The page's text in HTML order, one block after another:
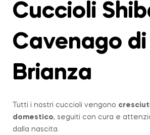
Cuccioli
Cavenago di
Brianza
Tutti i nostri cuccioli vengono
domestico, seguiti con cura e
dalla nascita.